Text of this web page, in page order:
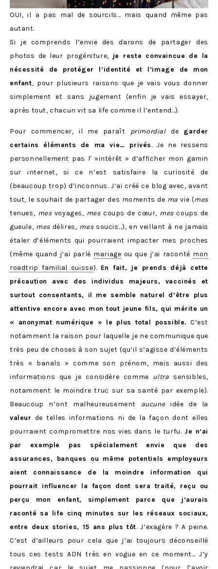
OUI, il a pas mal de sourcils… mais quand même pas
autant.
Si je comprends l’envie des darons de partager des
photos de leur progéniture, je reste convaincue de la
nécessité de protéger l’identité et l’image de mon
enfant, pour plusieurs raisons que je vais vous donner
simplement et sans jugement (enfin je vais essayer,
après tout, chacun vit sa life comme il l’entend…).
Pour commencer, il me paraît primordialde garder
certains éléments de ma vie… privés. Je ne ressens
personnellement pas l' »intérêt » d’afficher mon gamin
sur internet, si ce n’est satisfaire la curiosité de
(beaucoup trop) d’inconnus. J’ai créé ce blog avec, avant
tout, le souhait de partager des moments de ma vie (mes
tenues, mesvoyages, mescoups de cœur, mes coups de
gueule, mesdélires, messoucis…), en veillant à ne jamais
étaler d’éléments qui pourraient impacter mes proches
(même quand j’ai parlé mariage ou que j’ai raconté mon
roadtrip familial suisse). En fait, je prends déjà cette
précaution avec des individus majeurs, vaccinés et
surtout consentants, il me semble naturel d’être plus
attentive encore avec mon tout jeune fils, qui mérite un
« anonymat numérique » le plus total possible. C’est
notamment la raison pour laquelle je ne communique que
très peu de choses à son sujet (qu’il s’agisse d’éléments
très « banals » comme son prénom, mais aussi des
informations que je considère comme ultra sensibles,
notamment le moindre truc sur sa santé par exemple).
Beaucoup n’ont malheureusement aucuneidée de la
valeur de telles informations ni de la façon dont elles
pourraient compromettre nos vies dans le turfu. Je n’ai
par exemple pas spécialement envie que des
assurances, banques ou même potentiels employeurs
aient connaissance de la moindre information qui
pourrait influencer la façon dont sera traité, reçu ou
perçu mon enfant, simplement parce que j’aurais
raconté sa life cinq minutes sur les réseaux sociaux,
entre deux stories, 15 ans plus tôt. J’exagère ? A peine.
C’est d’ailleurs pour cela que j’ai toujours déconseillé
tous ces tests ADN très en vogue en ce moment… J’y